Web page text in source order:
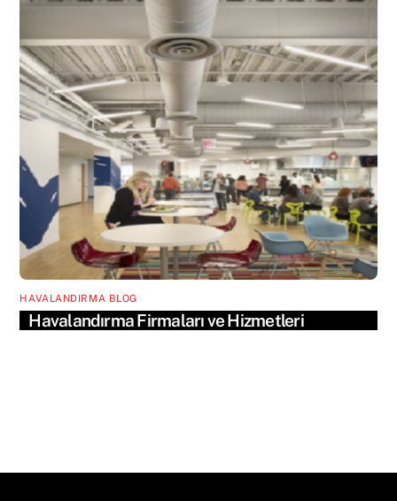
HAVALANDIRMA BLOG
Havalandırma Firmaları ve Hizmetleri